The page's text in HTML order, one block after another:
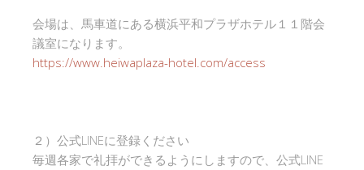
会場は、馬車道にある横浜平和プラザホテル１１階会
議室になります。
https://www.heiwaplaza-hotel.com/access
２）公式LINEに登録ください
毎週各家で礼拝ができるようにしますので、公式LINE